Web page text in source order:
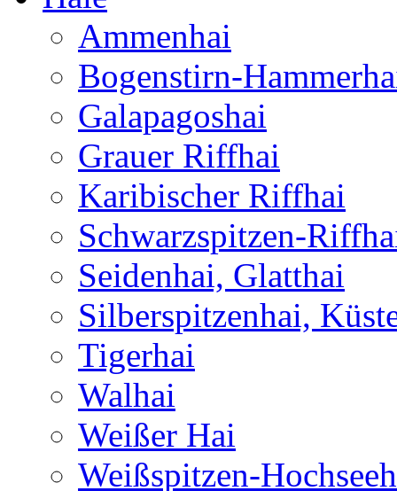
Ammenhai
Bogenstirn-
Galapagoshai
Grauer Riffhai
Karibischer Riffhai
Schwarzspitzen-
Seidenhai, Glatthai
Silberspitzenhai,
Tigerhai
Walhai
Weißer Hai
Weißspitzen-